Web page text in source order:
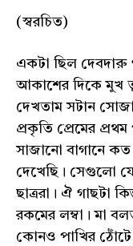
(স্বরচিত)
একটা ছিল দেবদারু
আকাশের দিকে মুখ
দেখতাম সটান
প্রকৃতি প্রেমের
সাজানো বাগানে কত
দেখেছি। সেগুলো
ছাত্ররা। ঐ গাছটা
রকমের লম্বা। মা
কোনও পাখির